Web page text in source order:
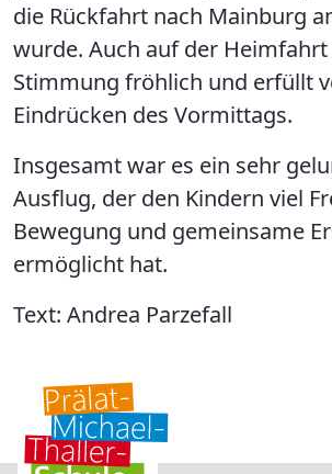
die Rückfahrt nach Mainburg
wurde. Auch auf der
Stimmung fröhlich und erfüllt
Eindrücken des Vormittags.
Insgesamt war es ein sehr
Ausflug, der den Kindern viel
Bewegung und gemeinsame
ermöglicht hat.
Text: Andrea Parzefall